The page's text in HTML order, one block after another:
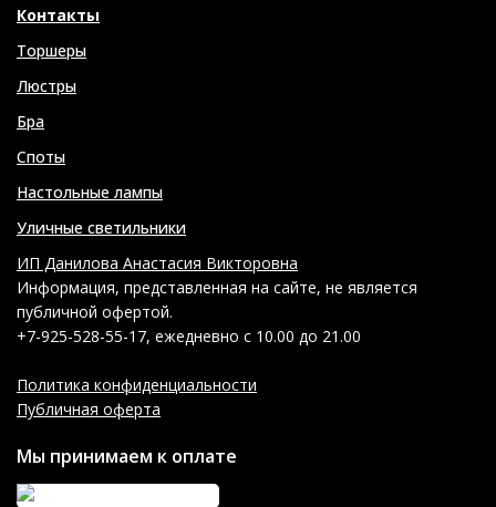
Контакты
Торшеры
Люстры
Бра
Споты
Настольные лампы
Уличные светильники
ИП Данилова Анастасия Викторовна
Информация, представленная на сайте, не является
публичной офертой.
+7-925-528-55-17, ежедневно с 10.00 до 21.00
Политика конфиденциальности
Публичная оферта
Мы принимаем к оплате